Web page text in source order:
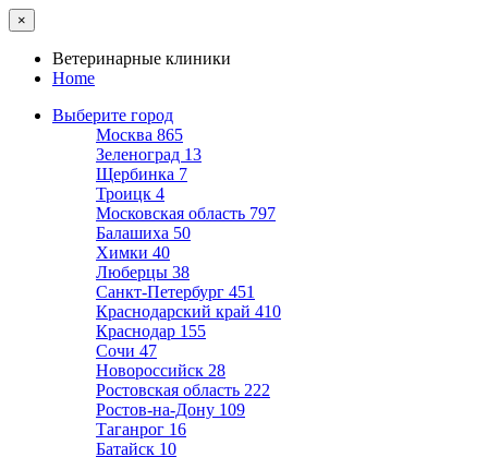
×
Ветеринарные клиники
Home
Выберите город
Москва 865
Зеленоград 13
Щербинка 7
Троицк 4
Московская область 797
Балашиха 50
Химки 40
Люберцы 38
Санкт-Петербург 451
Краснодарский край 410
Краснодар 155
Сочи 47
Новороссийск 28
Ростовская область 222
Ростов-на-Дону 109
Таганрог 16
Батайск 10